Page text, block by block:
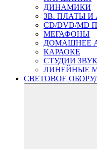
ДИНАМИКИ
ЗВ. ПЛАТЫ
CD/DVD/MD
МЕГАФОНЫ
ДОМАШНЕЕ
КАРАОКЕ
СТУДИИ
ЛИНЕЙНЫЕ
СВЕТОВОЕ